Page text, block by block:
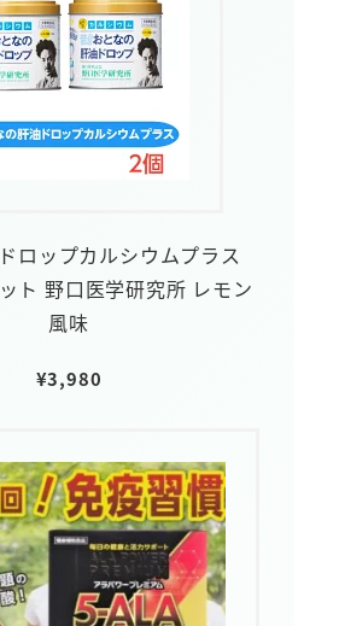
ロップカルシウムプラス
ト 野口医学研究所 レモン
風味
¥3,980